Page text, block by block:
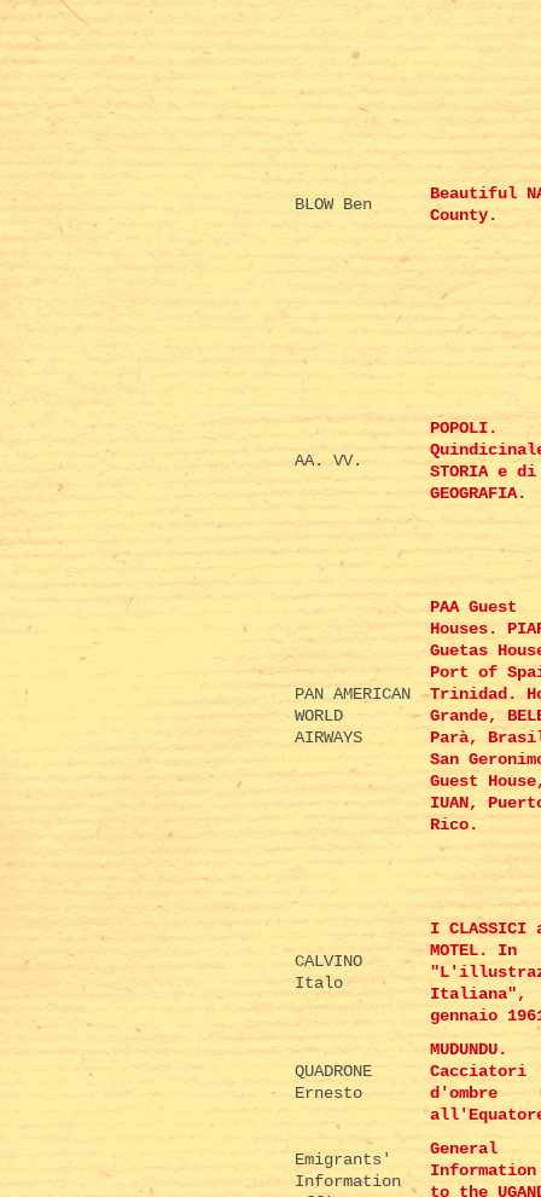
BLOW Ben
Beautiful
County.
AA. VV.
POPOLI.
STORIA e di
GEOGRAFIA.
PAN AMERICAN
WORLD
AIRWAYS
PAA Guest
Houses.
Guetas
Port of
Trinidad.
Grande,
Parà,
San
Guest
IUAN,
Rico.
CALVINO
Italo
I CLASSICI
MOTEL. In
Italiana",
gennaio
QUADRONE
Ernesto
MUDUNDU.
Cacciatori
d'ombre
Emigrants'
Information
General
Information
to the